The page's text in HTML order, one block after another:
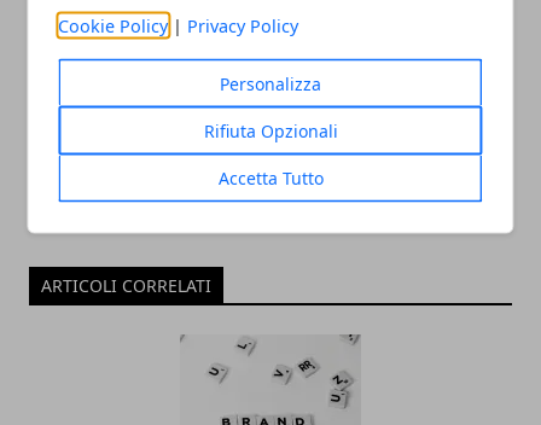
Cookie Policy | Privacy Policy
Personalizza
Rifiuta Opzionali
Accetta Tutto
Redazione
ARTICOLI CORRELATI